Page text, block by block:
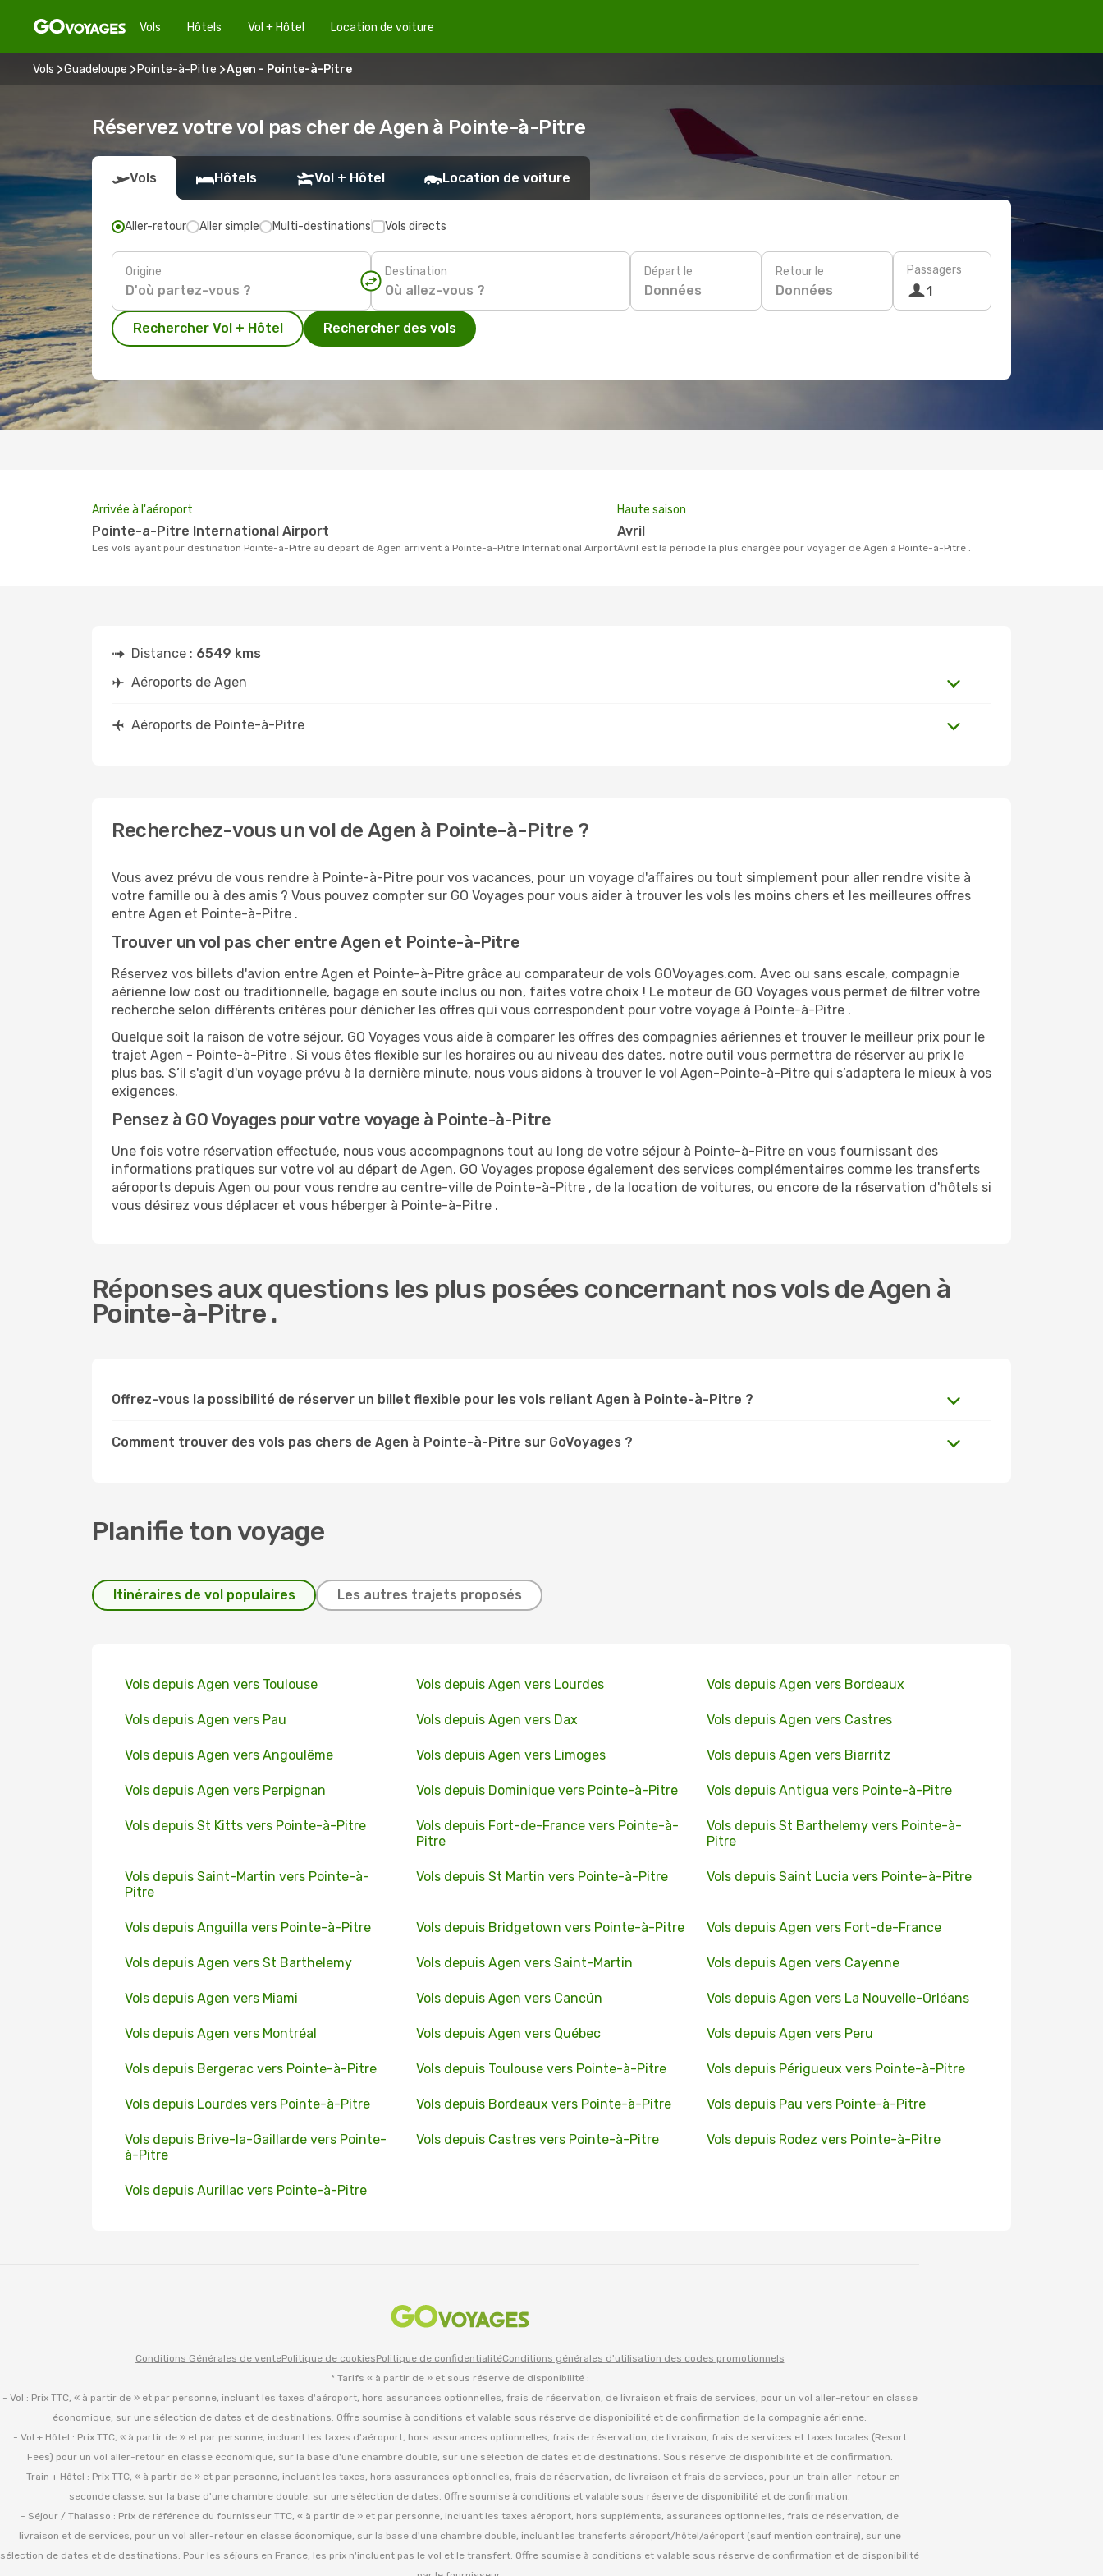
Vols Hôtels Vol + Hôtel Location de voiture
Vols Guadeloupe Pointe-à-Pitre Agen - Pointe-à-Pitre
Réservez votre vol pas cher de Agen à Pointe-à-Pitre
Vols Hôtels Vol + Hôtel Location de voiture
Aller-retour Aller simple Multi-destinations Vols directs
Origine Destination Départ le
Données
Retour le
Données
Passagers
1
Rechercher Vol + Hôtel Rechercher des vols
Arrivée à l'aéroport
Pointe-a-Pitre International Airport
Les vols ayant pour destination Pointe-à-Pitre au depart de Agen arrivent à Pointe-a-Pitre International Airport
Haute saison
avril
avril est la période la plus chargée pour voyager de Agen à Pointe-à-Pitre .
Distance : 6549 kms
Aéroports de Agen
Aéroports de Pointe-à-Pitre
Recherchez-vous un vol de Agen à Pointe-à-Pitre ?
Vous avez prévu de vous rendre à Pointe-à-Pitre pour vos vacances, pour un voyage d'affaires ou tout simplement pour aller rendre visite à
votre famille ou à des amis ? Vous pouvez compter sur GO Voyages pour vous aider à trouver les vols les moins chers et les meilleures offres
entre Agen et Pointe-à-Pitre .
Trouver un vol pas cher entre Agen et Pointe-à-Pitre
Réservez vos billets d'avion entre Agen et Pointe-à-Pitre grâce au comparateur de vols GOVoyages.com. Avec ou sans escale, compagnie
aérienne low cost ou traditionnelle, bagage en soute inclus ou non, faites votre choix ! Le moteur de GO Voyages vous permet de filtrer votre
recherche selon différents critères pour dénicher les offres qui vous correspondent pour votre voyage à Pointe-à-Pitre .
Quelque soit la raison de votre séjour, GO Voyages vous aide à comparer les offres des compagnies aériennes et trouver le meilleur prix pour le
trajet Agen - Pointe-à-Pitre . Si vous êtes flexible sur les horaires ou au niveau des dates, notre outil vous permettra de réserver au prix le
plus bas. S’il s'agit d'un voyage prévu à la dernière minute, nous vous aidons à trouver le vol Agen-Pointe-à-Pitre qui s’adaptera le mieux à vos
exigences.
Pensez à GO Voyages pour votre voyage à Pointe-à-Pitre
Une fois votre réservation effectuée, nous vous accompagnons tout au long de votre séjour à Pointe-à-Pitre en vous fournissant des
informations pratiques sur votre vol au départ de Agen. GO Voyages propose également des services complémentaires comme les transferts
aéroports depuis Agen ou pour vous rendre au centre-ville de Pointe-à-Pitre , de la location de voitures, ou encore de la réservation d'hôtels si
vous désirez vous déplacer et vous héberger à Pointe-à-Pitre .
Réponses aux questions les plus posées concernant nos vols de Agen à
Pointe-à-Pitre .
Offrez-vous la possibilité de réserver un billet flexible pour les vols reliant Agen à Pointe-à-Pitre ?
Comment trouver des vols pas chers de Agen à Pointe-à-Pitre sur GoVoyages ?
Planifie ton voyage
Itinéraires de vol populaires Les autres trajets proposés
Vols depuis Agen vers Toulouse Vols depuis Agen vers Lourdes Vols depuis Agen vers Bordeaux
Vols depuis Agen vers Pau Vols depuis Agen vers Dax Vols depuis Agen vers Castres
Vols depuis Agen vers Angoulême Vols depuis Agen vers Limoges Vols depuis Agen vers Biarritz
Vols depuis Agen vers Perpignan Vols depuis Dominique vers Pointe-à-Pitre Vols depuis Antigua vers Pointe-à-Pitre
Vols depuis St Kitts vers Pointe-à-Pitre
Vols depuis Fort-de-France vers Pointe-à-
Pitre
Vols depuis St Barthelemy vers Pointe-à-
Pitre
Vols depuis Saint-Martin vers Pointe-à-
Pitre
Vols depuis St Martin vers Pointe-à-Pitre Vols depuis Saint Lucia vers Pointe-à-Pitre
Vols depuis Anguilla vers Pointe-à-Pitre Vols depuis Bridgetown vers Pointe-à-Pitre Vols depuis Agen vers Fort-de-France
Vols depuis Agen vers St Barthelemy Vols depuis Agen vers Saint-Martin Vols depuis Agen vers Cayenne
Vols depuis Agen vers Miami Vols depuis Agen vers Cancún Vols depuis Agen vers La Nouvelle-Orléans
Vols depuis Agen vers Montréal Vols depuis Agen vers Québec Vols depuis Agen vers Peru
Vols depuis Bergerac vers Pointe-à-Pitre Vols depuis Toulouse vers Pointe-à-Pitre Vols depuis Périgueux vers Pointe-à-Pitre
Vols depuis Lourdes vers Pointe-à-Pitre Vols depuis Bordeaux vers Pointe-à-Pitre Vols depuis Pau vers Pointe-à-Pitre
Vols depuis Brive-la-Gaillarde vers Pointe-
à-Pitre
Vols depuis Castres vers Pointe-à-Pitre Vols depuis Rodez vers Pointe-à-Pitre
Vols depuis Aurillac vers Pointe-à-Pitre
Conditions Générales de ventePolitique de cookiesPolitique de confidentialitéConditions générales d'utilisation des codes promotionnels
* Tarifs « à partir de » et sous réserve de disponibilité :
- Vol : Prix TTC, « à partir de » et par personne, incluant les taxes d'aéroport, hors assurances optionnelles, frais de réservation, de livraison et frais de services, pour un vol aller-retour en classe
économique, sur une sélection de dates et de destinations. Offre soumise à conditions et valable sous réserve de disponibilité et de confirmation de la compagnie aérienne.
- Vol + Hôtel : Prix TTC, « à partir de » et par personne, incluant les taxes d'aéroport, hors assurances optionnelles, frais de réservation, de livraison, frais de services et taxes locales (Resort
Fees) pour un vol aller-retour en classe économique, sur la base d'une chambre double, sur une sélection de dates et de destinations. Sous réserve de disponibilité et de confirmation.
- Train + Hôtel : Prix TTC, « à partir de » et par personne, incluant les taxes, hors assurances optionnelles, frais de réservation, de livraison et frais de services, pour un train aller-retour en
seconde classe, sur la base d'une chambre double, sur une sélection de dates. Offre soumise à conditions et valable sous réserve de disponibilité et de confirmation.
- Séjour / Thalasso : Prix de référence du fournisseur TTC, « à partir de » et par personne, incluant les taxes aéroport, hors suppléments, assurances optionnelles, frais de réservation, de
livraison et de services, pour un vol aller-retour en classe économique, sur la base d'une chambre double, incluant les transferts aéroport/hôtel/aéroport (sauf mention contraire), sur une
sélection de dates et de destinations. Pour les séjours en France, les prix n'incluent pas le vol et le transfert. Offre soumise à conditions et valable sous réserve de confirmation et de disponibilité